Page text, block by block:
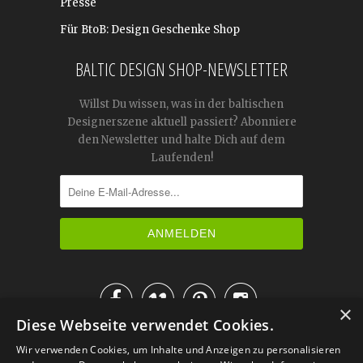
Presse
Für BtoB: Design Geschenke Shop
BALTIC DESIGN SHOP-NEWSLETTER
Willst Du wissen, was in der baltischen
Designerszene aktuell passiert? Abonniere
den Newsletter und halte Dich auf dem
Laufenden!

IM KATALOG BLÄTTERN
×
Diese Webseite verwendet Cookies.
Wir verwenden Cookies, um Inhalte und Anzeigen zu personalisieren